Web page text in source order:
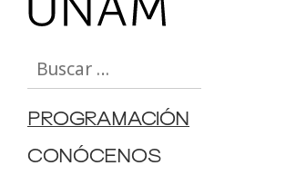
Buscar:
PROGRAMACIÓN
CONÓCENOS